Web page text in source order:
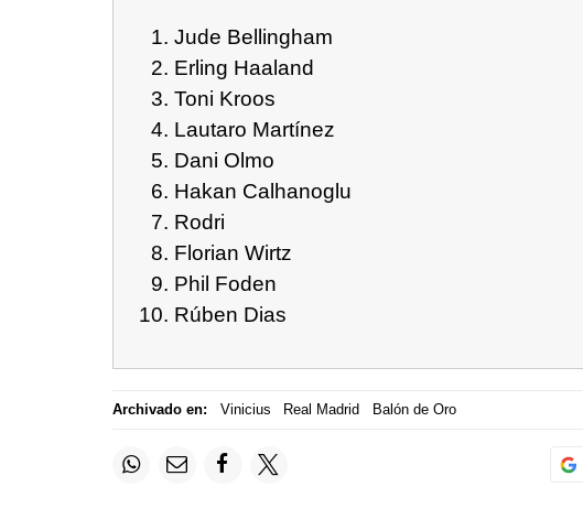
Jude Bellingham
Erling Haaland
Toni Kroos
Lautaro Martínez
Dani Olmo
Hakan Calhanoglu
Rodri
Florian Wirtz
Phil Foden
Rúben Dias
Archivado en: Vinicius Real Madrid Balón de Oro